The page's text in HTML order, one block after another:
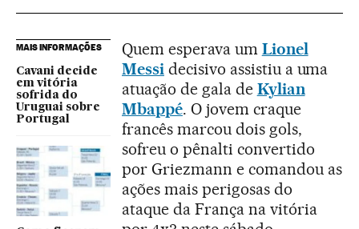
MAIS INFORMAÇÕES
Cavani decide
em vitória
sofrida do
Uruguai sobre
Portugal
Quem esperava um Lionel
Messi decisivo assistiu a uma
atuação de gala de Kylian
Mbappé. O jovem craque
francês marcou dois gols,
sofreu o pênalti convertido
por Griezmann e comandou as
ações mais perigosas do
ataque da França na vitória